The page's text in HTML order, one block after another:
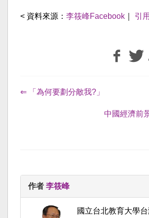
< 資料來源： 李筱峰Facebook 引
⇐ 「為何要劃分敵我?」
中國經濟前
作者 李筱峰
國立台北教育大學